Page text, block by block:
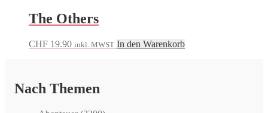
The Others
CHF 19.90 inkl. MWST In den Warenkorb
Nach Themen